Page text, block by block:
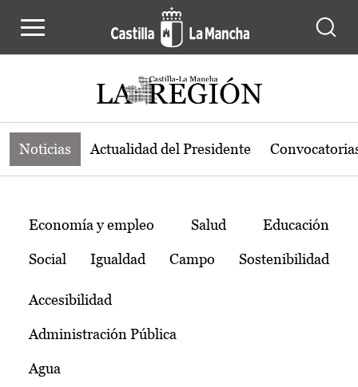
Noticias de la región de Castilla-La
Noticias Actualidad del Presidente
Temas
Economía y empleo Salud Educación
Social Igualdad Campo Sostenibilidad
Accesibilidad
Administración Pública
Agua